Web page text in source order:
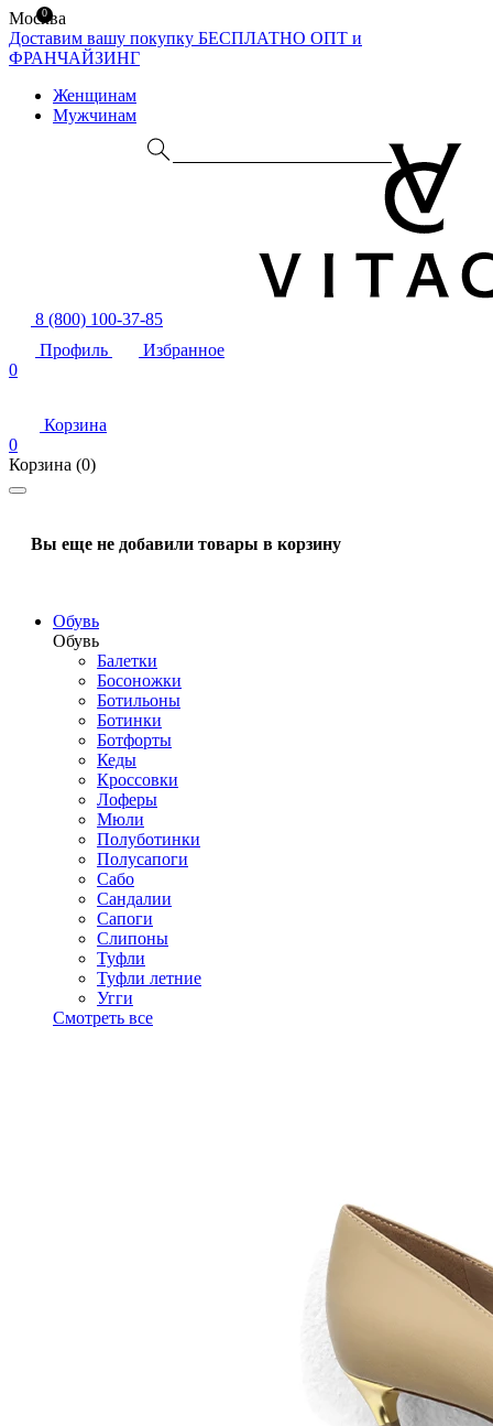
Москва
Доставим вашу покупку БЕСПЛАТНО ОПТ и
ФРАНЧАЙЗИНГ
Женщинам
Мужчинам
8 (800) 100-37-85
Профиль
Избранное
0
Корзина
0
Корзина (0)
Вы еще не добавили товары в корзину
Обувь
Обувь
Балетки
Босоножки
Ботильоны
Ботинки
Ботфорты
Кеды
Кроссовки
Лоферы
Мюли
Полуботинки
Полусапоги
Сабо
Сандалии
Сапоги
Слипоны
Туфли
Туфли летние
Угги
Смотреть все
0